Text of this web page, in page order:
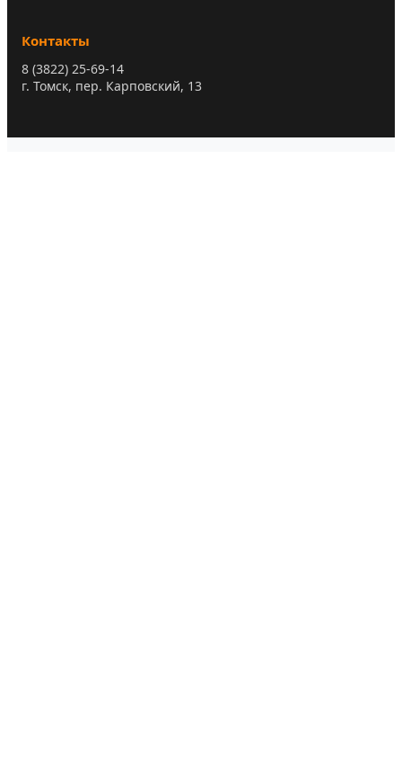
Контакты
8 (3822) 25-69-14
г. Томск, пер. Карповский, 13